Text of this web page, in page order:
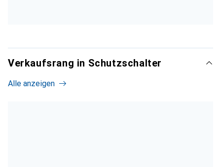
Verkaufsrang in Schutzschalter
Alle anzeigen